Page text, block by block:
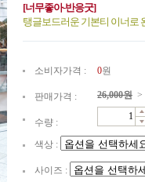
[너무좋아-반응굿]
탱글보드러운 기본티 이너로
소비자가격 : 0원
판매가격 : 26,000원 >
수량 :
색상 :
사이즈 :